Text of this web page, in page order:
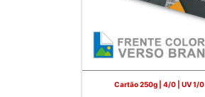
Cartão 250g | 4/0 | UV 1/0